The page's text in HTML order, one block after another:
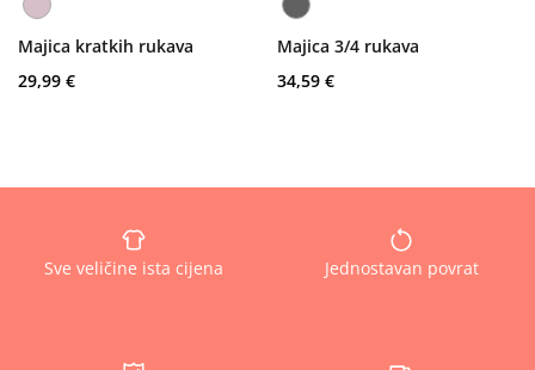
Majica kratkih rukava
29,99 €
Majica 3/4 rukava
34,59 €
Sve veličine ista cijena Jednostavan povrat